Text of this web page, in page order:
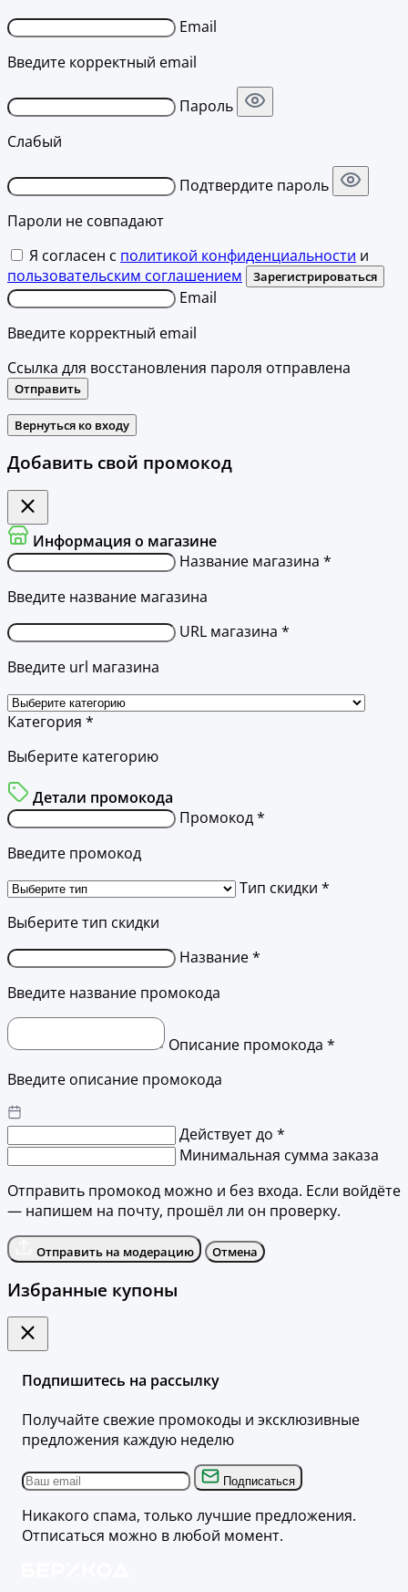
Email
Введите корректный email
Пароль
Слабый
Подтвердите пароль
Пароли не совпадают
Я согласен с политикой конфиденциальности и
пользовательским соглашением
Зарегистрироваться
Email
Введите корректный email
Ссылка для восстановления пароля отправлена
Отправить
Вернуться ко входу
Добавить свой промокод
Информация о магазине
Название магазина *
Введите название магазина
URL магазина *
Введите url магазина
Категория *
Выберите категорию
Детали промокода
Промокод *
Введите промокод
Тип скидки *
Выберите тип скидки
Название *
Введите название промокода
Описание промокода *
Введите описание промокода
Действует до *
Минимальная сумма заказа
Отправить промокод можно и без входа. Если войдёте
— напишем на почту, прошёл ли он проверку.
Отправить на модерацию Отмена
Избранные купоны
Подпишитесь на рассылку
Получайте свежие промокоды и эксклюзивные
предложения каждую неделю
Подписаться
Никакого спама, только лучшие предложения.
Отписаться можно в любой момент.